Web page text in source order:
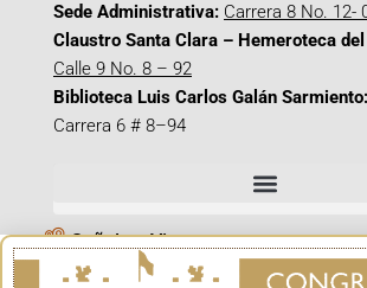
Sede Administrativa: Carrera 8 No. 12-
Claustro Santa Clara – Hemeroteca
Calle 9 No. 8 – 92
Biblioteca Luis Carlos Galán Sarmiento:
Carrera 6 # 8–94
Señal en Vivo
Facebook_@CamaraColombia